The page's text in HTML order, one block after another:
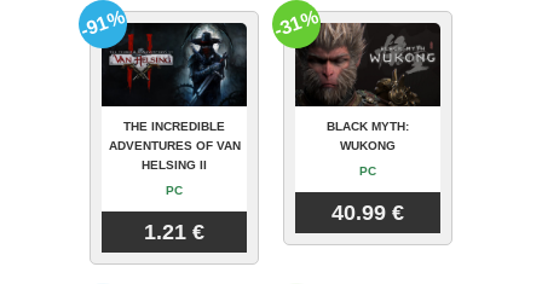
THE INCREDIBLE
ADVENTURES OF VAN
HELSING II
PC
1.21 €
-91%
BLACK MYTH:
WUKONG
PC
40.99 €
-31%